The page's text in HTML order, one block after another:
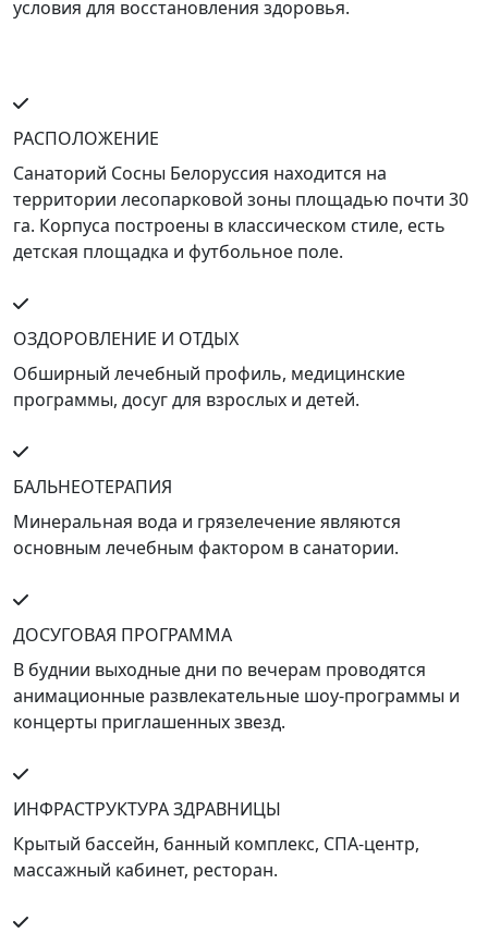
условия для восстановления здоровья.
РАСПОЛОЖЕНИЕ
Санаторий Сосны Белоруссия находится на
территории лесопарковой зоны площадью почти 30
га. Корпуса построены в классическом стиле, есть
детская площадка и футбольное поле.
ОЗДОРОВЛЕНИЕ И ОТДЫХ
Обширный лечебный профиль, медицинские
программы, досуг для взрослых и детей.
БАЛЬНЕОТЕРАПИЯ
Минеральная вода и грязелечение являются
основным лечебным фактором в санатории.
ДОСУГОВАЯ ПРОГРАММА
В буднии выходные дни по вечерам проводятся
анимационные развлекательные шоу-программы и
концерты приглашенных звезд.
ИНФРАСТРУКТУРА ЗДРАВНИЦЫ
Крытый бассейн, банный комплекс, СПА-центр,
массажный кабинет, ресторан.